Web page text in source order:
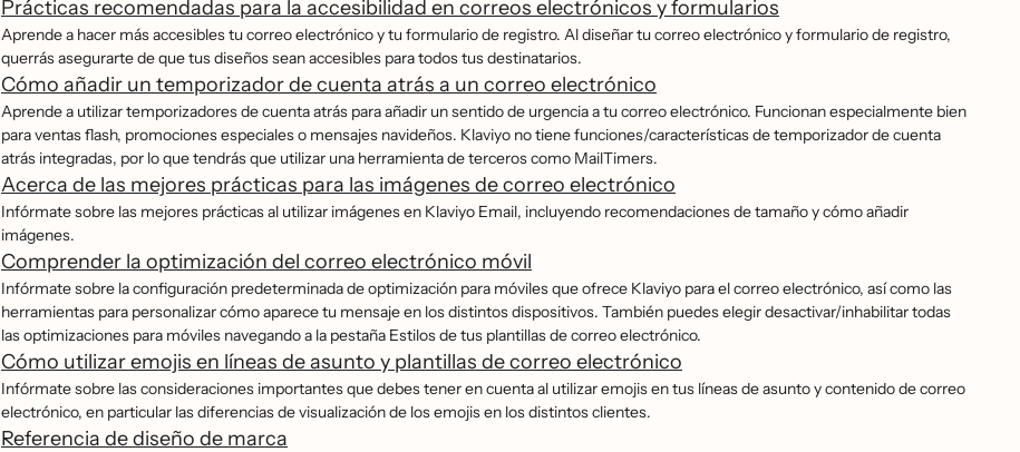
Prácticas recomendadas para la accesibilidad en correos electrónicos y formularios
Aprende a hacer más accesibles tu correo electrónico y tu formulario de registro. Al diseñar tu correo electrónico y formulario de registro,
querrás asegurarte de que tus diseños sean accesibles para todos tus destinatarios.
Cómo añadir un temporizador de cuenta atrás a un correo electrónico
Aprende a utilizar temporizadores de cuenta atrás para añadir un sentido de urgencia a tu correo electrónico. Funcionan especialmente bien
para ventas flash, promociones especiales o mensajes navideños. Klaviyo no tiene funciones/características de temporizador de cuenta
atrás integradas, por lo que tendrás que utilizar una herramienta de terceros como MailTimers.
Acerca de las mejores prácticas para las imágenes de correo electrónico
Infórmate sobre las mejores prácticas al utilizar imágenes en Klaviyo Email, incluyendo recomendaciones de tamaño y cómo añadir
imágenes.
Comprender la optimización del correo electrónico móvil
Infórmate sobre la configuración predeterminada de optimización para móviles que ofrece Klaviyo para el correo electrónico, así como las
herramientas para personalizar cómo aparece tu mensaje en los distintos dispositivos. También puedes elegir desactivar/inhabilitar todas
las optimizaciones para móviles navegando a la pestaña Estilos de tus plantillas de correo electrónico.
Cómo utilizar emojis en líneas de asunto y plantillas de correo electrónico
Infórmate sobre las consideraciones importantes que debes tener en cuenta al utilizar emojis en tus líneas de asunto y contenido de correo
electrónico, en particular las diferencias de visualización de los emojis en los distintos clientes.
Referencia de diseño de marca